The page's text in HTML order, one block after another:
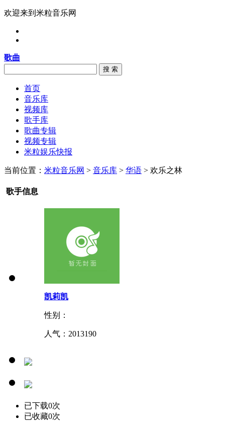
欢迎来到米粒音乐网
歌曲
搜 索
首页
音乐库
视频库
歌手库
歌曲专辑
视频专辑
米粒娱乐快报
当前位置： 米粒音乐网 > 音乐库 > 华语 > 欢乐之林
歌手信息
凯莉凯
性别：
人气： 2013190
已下载0次
已收藏0次